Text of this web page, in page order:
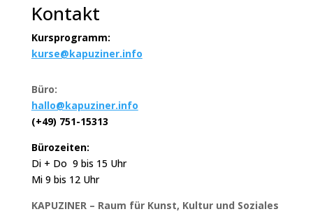
Kontakt
Kursprogramm:
kurse@kapuziner.info
Büro:
hallo@kapuziner.info
(+49) 751-15313
Bürozeiten:
Di + Do 9 bis 15 Uhr
Mi 9 bis 12 Uhr
KAPUZINER – Raum für Kunst, Kultur und Soziales